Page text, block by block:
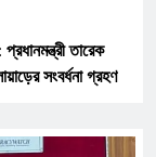
তারেক
সংবর্ধনা গ্রহণ